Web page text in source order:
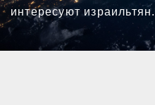
интересуют израильтян.